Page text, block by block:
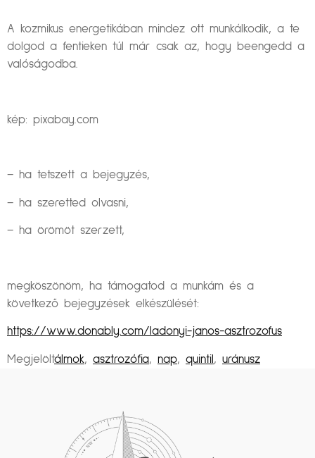
A kozmikus energetikában mindez ott munkálkodik, a te
dolgod a fentieken túl már csak az, hogy beengedd a
valóságodba.
kép: pixabay.com
– ha tetszett a bejegyzés,
– ha szeretted olvasni,
– ha örömöt szerzett,
megköszönöm, ha támogatod a munkám és a
következő bejegyzések elkészülését:
https://www.donably.com/ladonyi-janos-asztrozofus
Megjelöltálmok, asztrozófia, nap, quintil , uránusz